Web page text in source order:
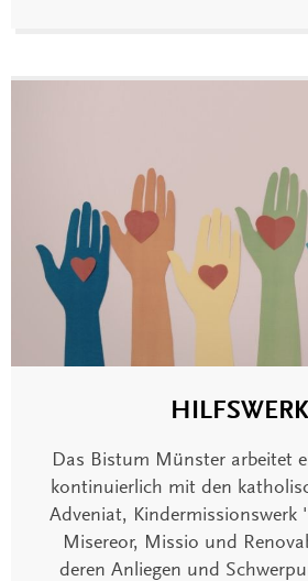
Das Bistum Münster arbeitet
kontinuierlich mit den
Adveniat, Kindermissionswerk
Misereor, Missio und
deren Anliegen und